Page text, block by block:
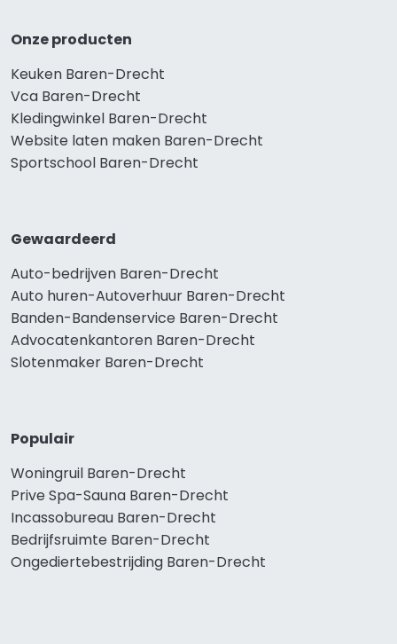
Onze producten
Keuken Baren-Drecht
Vca Baren-Drecht
Kledingwinkel Baren-Drecht
Website laten maken Baren-Drecht
Sportschool Baren-Drecht
Gewaardeerd
Auto-bedrijven Baren-Drecht
Auto huren-Autoverhuur Baren-Drecht
Banden-Bandenservice Baren-Drecht
Advocatenkantoren Baren-Drecht
Slotenmaker Baren-Drecht
Populair
Woningruil Baren-Drecht
Prive Spa-Sauna Baren-Drecht
Incassobureau Baren-Drecht
Bedrijfsruimte Baren-Drecht
Ongediertebestrijding Baren-Drecht